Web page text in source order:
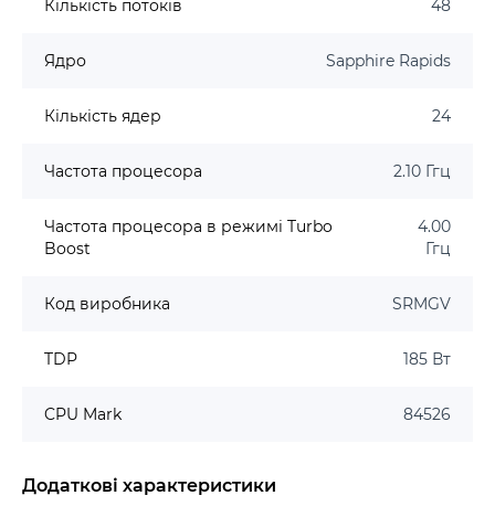
Кількість потоків 48
Ядро Sapphire Rapids
Кількість ядер 24
Частота процесора 2.10 Ггц
Частота процесора в режимі Turbo
Boost
4.00
Ггц
Код виробника SRMGV
TDP 185 Вт
CPU Mark 84526
Додаткові характеристики